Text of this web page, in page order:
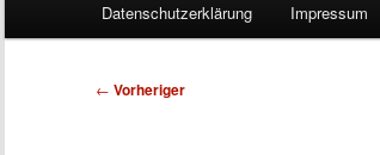
Datenschutzerklärung Impressum
Beitragsnavigation
← Vorheriger